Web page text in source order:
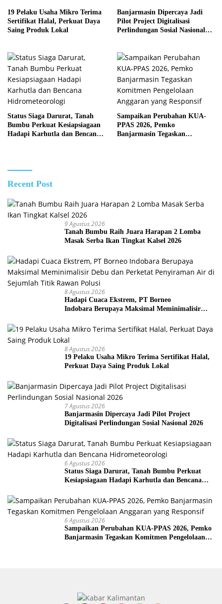
19 Pelaku Usaha Mikro Terima
Sertifikat Halal, Perkuat Daya
Saing Produk Lokal
Banjarmasin Dipercaya Jadi
Pilot Project Digitalisasi
Perlindungan Sosial Nasional
Status Siaga Darurat, Tanah
Bumbu Perkuat Kesiapsiagaan
Hadapi Karhutla dan Bencana
Sampaikan Perubahan KUA-
PPAS 2026, Pemko
Banjarmasin Tegaskan
Recent Post
9 Agustus 2026
Tanah Bumbu Raih Juara Harapan 2 Lomba
Masak Serba Ikan Tingkat Kalsel 2026
8 Agustus 2026
Hadapi Cuaca Ekstrem, PT Borneo
Indobara Berupaya Maksimal Meminimalisir
Titik Rawan Polusi
8 Agustus 2026
19 Pelaku Usaha Mikro Terima Sertifikat Halal,
Perkuat Daya Saing Produk Lokal
7 Agustus 2026
Banjarmasin Dipercaya Jadi Pilot Project
Digitalisasi Perlindungan Sosial Nasional 2026
6 Agustus 2026
Status Siaga Darurat, Tanah Bumbu Perkuat
Kesiapsiagaan Hadapi Karhutla dan Bencana
6 Agustus 2026
Sampaikan Perubahan KUA-PPAS 2026, Pemko
Banjarmasin Tegaskan Komitmen Pengelolaan